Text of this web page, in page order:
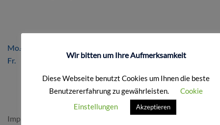
ÖFFNUNGSZEITEN
Mo.-Do. 8.00 – 17.00 Uhr
Fr. 8.00 – 16.00 Uhr
FORMALES
Impressum & Datenschutz
Wir bitten um Ihre Aufmerksamkeit
Diese Webseite benutzt Cookies um Ihnen die beste
Benutzererfahrung zu gewährleisten.
Cookie
Einstellungen
Akzeptieren